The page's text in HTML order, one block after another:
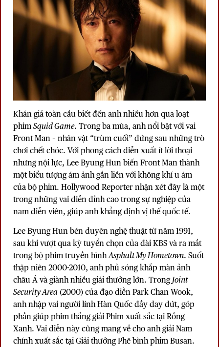
Khán giả toàn cầu biết đến anh nhiều hơn qua loạt
phimSquid Game. Trong ba mùa, anh nổi bật với vai
Front Man – nhân vật “trùm cuối” đứng sau những trò
chơi chết chóc. Với phong cách diễn xuất ít lời thoại
nhưng nội lực, Lee Byung Hun biến Front Man thành
một biểu tượng ám ảnh gắn liền với không khí u ám
của bộ phim. Hollywood Reporter nhận xét đây là một
trong những vai diễn đỉnh cao trong sự nghiệp của
nam diễn viên, giúp anh khẳng định vị thế quốc tế.
Lee Byung Hun bén duyên nghệ thuật từ năm 1991,
sau khi vượt qua kỳ tuyển chọn của đài KBS và ra mắt
trong bộ phim truyền hìnhAsphalt My Hometown. Suốt
thập niên 2000-2010, anh phủ sóng khắp màn ảnh
châu Á và giành nhiều giải thưởng lớn. TrongJoint
Security Area(2000) của đạo diễn Park Chan Wook,
anh nhập vai người lính Hàn Quốc đầy day dứt, góp
phần giúp phim thắng giải Phim xuất sắc tại Rồng
Xanh. Vai diễn này cũng mang về cho anh giải Nam
chính xuất sắc tại Giải thưởng Phê bình phim Busan.